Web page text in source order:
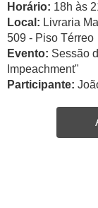
Horário: 18h às
Local: Livraria
509 - Piso Térreo
Evento: Sessão
Impeachment"
Participante: